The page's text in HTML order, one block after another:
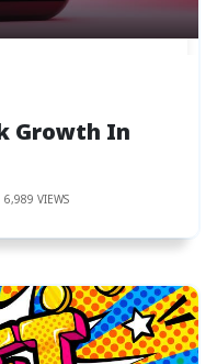
Growth In
6,989 VIEWS